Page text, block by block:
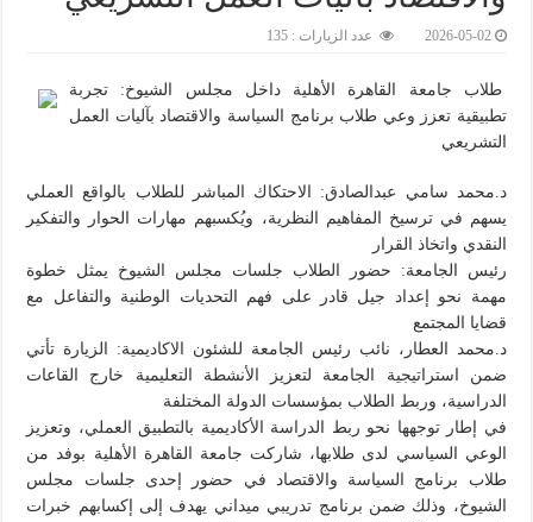
2026-05-02 عدد الزيارات : 135
طلاب جامعة القاهرة الأهلية داخل مجلس الشيوخ: تجربة
تطبيقية تعزز وعي طلاب برنامج السياسة والاقتصاد بآليات العمل
التشريعي
د.محمد سامي عبدالصادق: الاحتكاك المباشر للطلاب بالواقع العملي
يسهم في ترسيخ المفاهيم النظرية، ويُكسبهم مهارات الحوار والتفكير
النقدي واتخاذ القرار
رئيس الجامعة: حضور الطلاب جلسات مجلس الشيوخ يمثل خطوة
مهمة نحو إعداد جيل قادر على فهم التحديات الوطنية والتفاعل مع
قضايا المجتمع
د.محمد العطار، نائب رئيس الجامعة للشئون الاكاديمية: الزيارة تأتي
ضمن استراتيجية الجامعة لتعزيز الأنشطة التعليمية خارج القاعات
الدراسية، وربط الطلاب بمؤسسات الدولة المختلفة
في إطار توجهها نحو ربط الدراسة الأكاديمية بالتطبيق العملي، وتعزيز
الوعي السياسي لدى طلابها، شاركت جامعة القاهرة الأهلية بوفد من
طلاب برنامج السياسة والاقتصاد في حضور إحدى جلسات مجلس
الشيوخ، وذلك ضمن برنامج تدريبي ميداني يهدف إلى إكسابهم خبرات